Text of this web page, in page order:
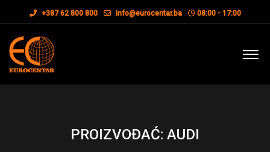
+387 62 800 800 info@eurocentar.ba 08:00 - 17:00
PROIZVOĐAĆ: AUDI